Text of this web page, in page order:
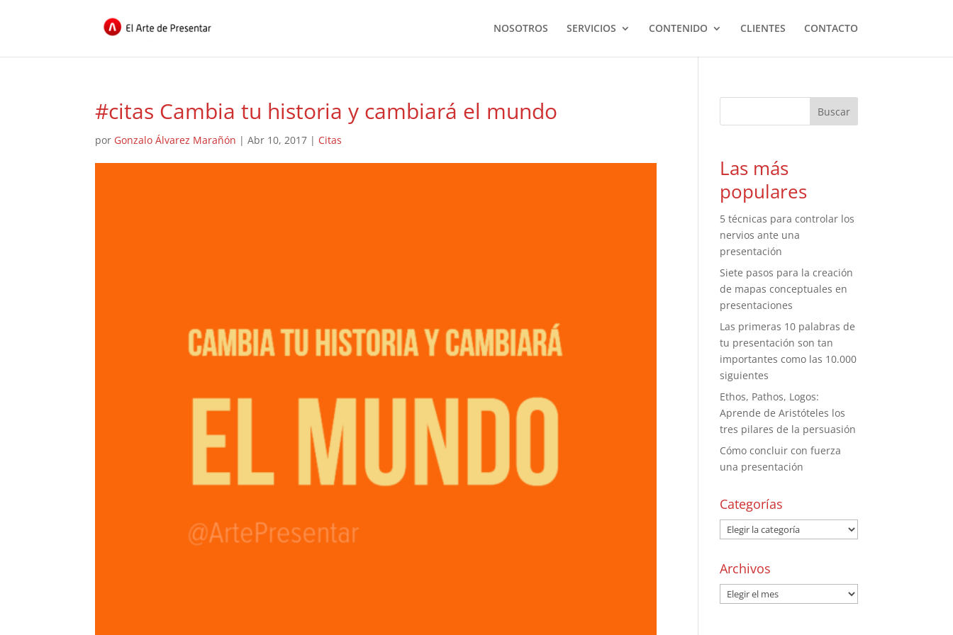
NOSOTROS SERVICIOS CONTENIDO CLIENTES CONTACTO
#citas Cambia tu historia y cambiará el mundo
por Gonzalo Álvarez Marañón |Abr 10, 2017 | Citas
Las más
populares
5 técnicas para controlar los
nervios ante una
presentación
Siete pasos para la creación
de mapas conceptuales en
presentaciones
Las primeras 10 palabras de
tu presentación son tan
importantes como las 10.000
siguientes
Ethos, Pathos, Logos:
Aprende de Aristóteles los
tres pilares de la persuasión
Cómo concluir con fuerza
una presentación
Categorías
Archivos